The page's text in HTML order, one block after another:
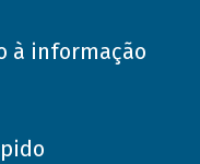
à informação